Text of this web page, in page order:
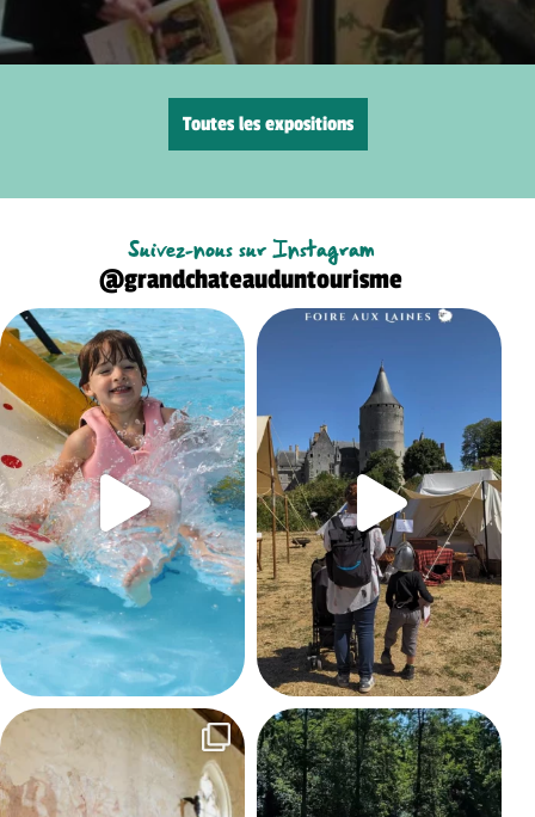
Toutes les expositions
Suivez-nous sur Instagram
@grandchateauduntourisme